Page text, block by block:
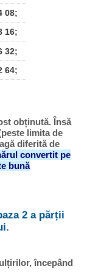
08;
16;
32;
64;
obținută. Însă
limita de
diferită de
convertit pe
bună
2 a părții
începând